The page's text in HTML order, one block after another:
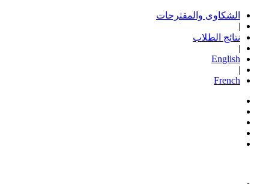
الشكاوى والمقترحات
|
نتائج الطلاب
|
English
|
French